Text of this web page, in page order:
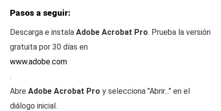
Pasos a seguir:
Descarga e instala Adobe Acrobat Pro. Prueba la versión
gratuita por 30 días en
www.adobe.com
.
Abre Adobe Acrobat Pro y selecciona "Abrir..." en el
diálogo inicial.